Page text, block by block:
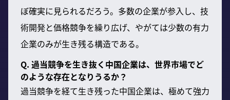
ぼ確実に見られるだろう。多数の企業が参入し、技
術開発と価格競争を繰り広げ、やがては少数の有力
企業のみが生き残る構造である。
Q. 過当競争を生き抜く中国企業は、世界市場でど
のような存在となりうるか？
過当競争を経て生き残った中国企業は、極めて強力